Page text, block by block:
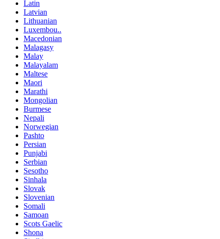
Latin
Latvian
Lithuanian
Luxembou..
Macedonian
Malagasy
Malay
Malayalam
Maltese
Maori
Marathi
Mongolian
Burmese
Nepali
Norwegian
Pashto
Persian
Punjabi
Serbian
Sesotho
Sinhala
Slovak
Slovenian
Somali
Samoan
Scots Gaelic
Shona